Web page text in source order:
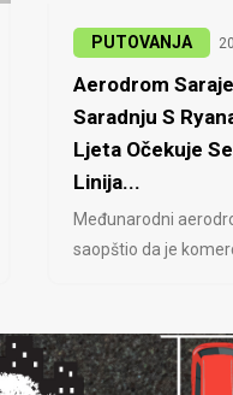
PUTOVANJA
Aerodrom
Saradnju S
Ljeta Očekuje
Linija...
Međunarodni
saopštio da je